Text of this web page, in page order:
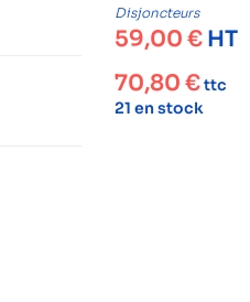
Disjoncteurs
59,00 € HT
70,80 €ttc
21 en stock